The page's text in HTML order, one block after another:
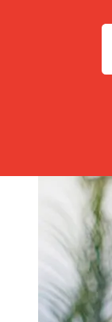
internazionali
scadenza